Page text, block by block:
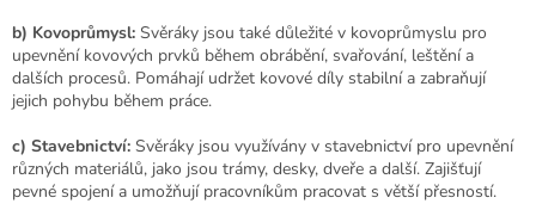
b) Kovoprůmysl: Svěráky jsou také důležité v kovoprůmyslu pro
upevnění kovových prvků během obrábění, svařování, leštění a
dalších procesů. Pomáhají udržet kovové díly stabilní a zabraňují
jejich pohybu během práce.
c) Stavebnictví: Svěráky jsou využívány v stavebnictví pro upevnění
různých materiálů, jako jsou trámy, desky, dveře a další. Zajišťují
pevné spojení a umožňují pracovníkům pracovat s větší přesností.